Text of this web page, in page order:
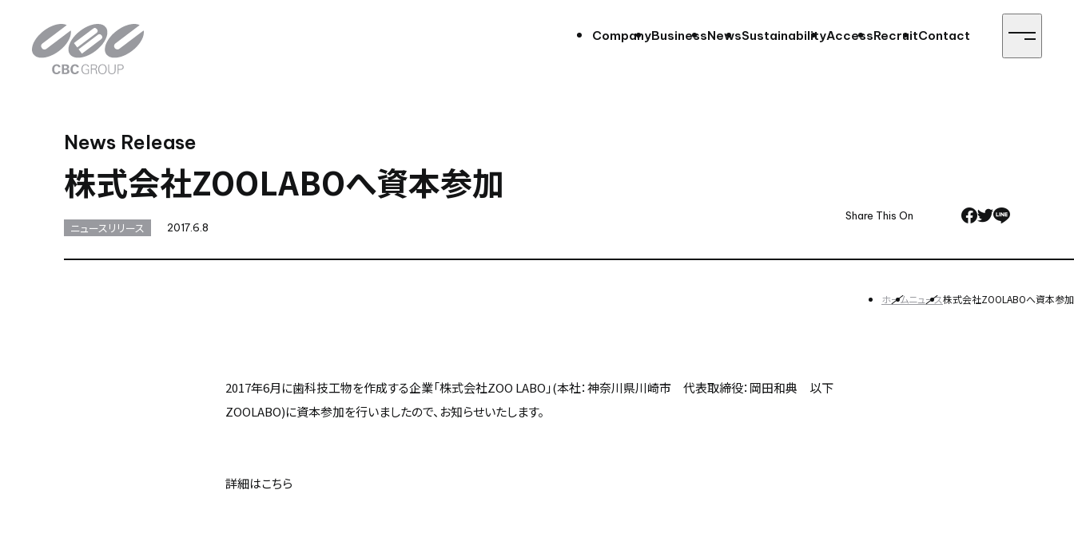
CompanyBusinessNewsSustainabilityAccessRecruitContact
News Release
株式会社ZOOLABOへ資本参加
ニュースリリース 2017.6.8
Share This On
ホームニュース株式会社ZOOLABOへ資本参加
2017年6月に歯科技工物を作成する企業「株式会社ZOO LABO」(本社：神奈川県川崎市 代表取締役：岡田和典 以下
ZOOLABO)に資本参加を行いましたので、お知らせいたします。
詳細はこちら